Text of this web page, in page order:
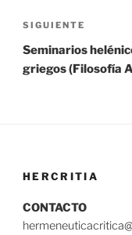
Siguiente
entrada
SIGUIENTE
Seminarios
griegos (Filosofía
HERCRITIA
CONTACTO